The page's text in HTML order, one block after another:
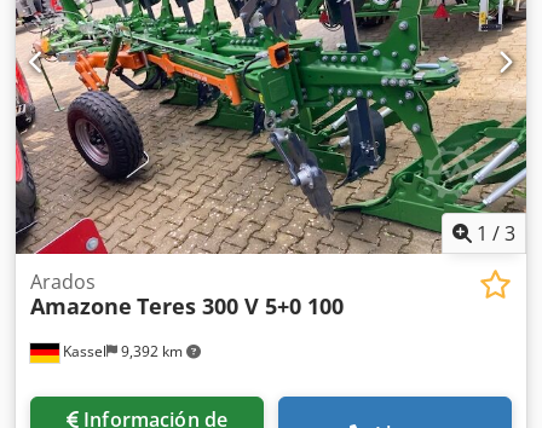
1 /3
Kassel 9,392 km
Arados
Amazone Teres 300 V 5+0 100
Información de